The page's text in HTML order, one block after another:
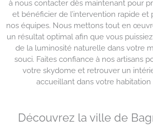
à nous contacter dès maintenant pour
et bénéficier de l’intervention rapide et
nos équipes. Nous mettons tout en
un résultat optimal afin que vous
de la luminosité naturelle dans votre
souci. Faites confiance à nos artisans
votre skydome et retrouver un
accueillant dans votre habitation
Découvrez la ville de